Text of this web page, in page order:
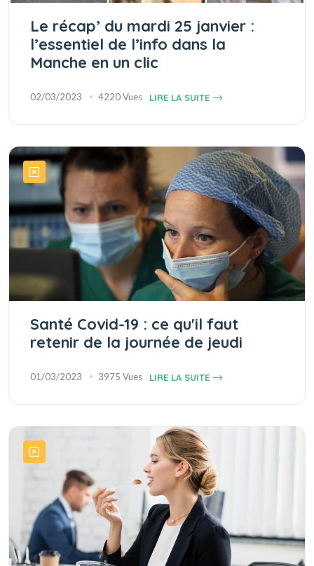
Le récap’ du mardi 25 janvier :
l’essentiel de l’info dans la
Manche en un clic
02/03/2023 4220 Vues LIRE LA SUITE
Santé Covid-19 : ce qu'il faut
retenir de la journée de jeudi
01/03/2023 3975 Vues LIRE LA SUITE